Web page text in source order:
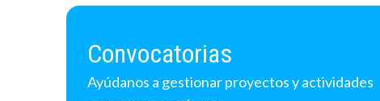
Convocatorias
Ayúdanos a gestionar proyectos y actividades